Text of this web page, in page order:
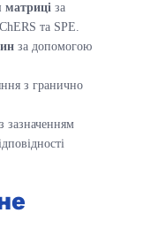
матриці за
та SPE.
за допомогою
з гранично
зазначенням